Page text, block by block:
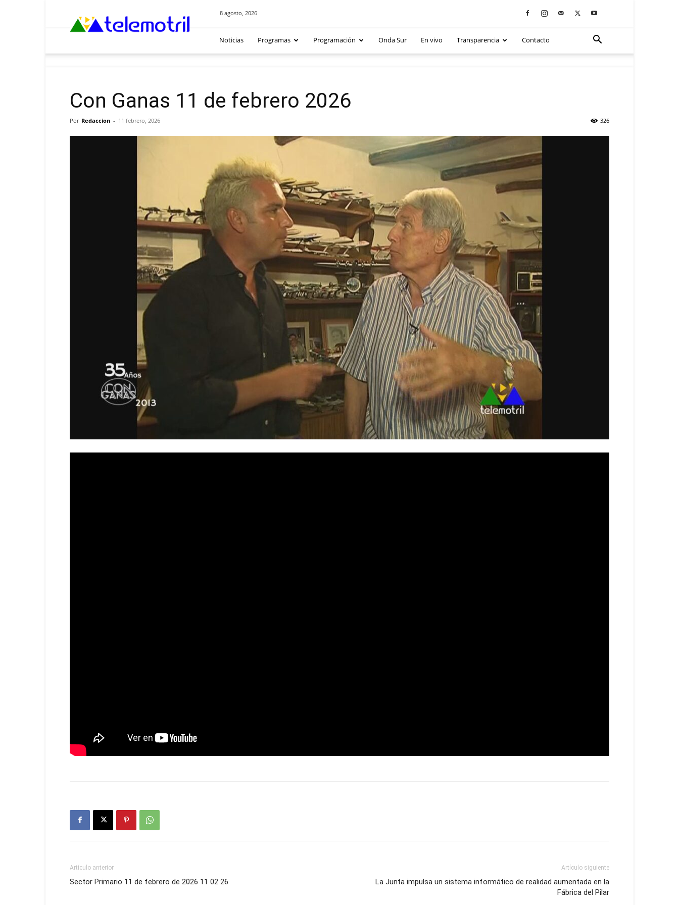
8 agosto, 2026
Noticias Programas Programación Onda Sur En vivo Transparencia Contacto
Con Ganas 11 de febrero 2026
Por Redaccion - 11 febrero, 2026 326
Artículo anterior
Sector Primario 11 de febrero de 2026 11 02 26
Artículo siguiente
La Junta impulsa un sistema informático de realidad aumentada en la
Fábrica del Pilar